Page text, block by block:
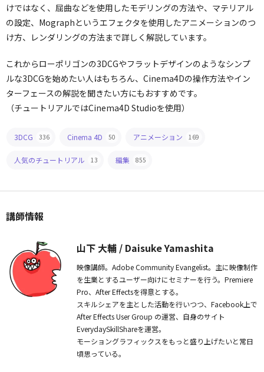
けではなく、屈曲などを使用したモデリングの方法や、マテリアル
の設定、Mographというエフェクタを使用したアニメーションのつ
け方、レンダリングの方法まで詳しく解説しています。
これからローポリゴンの3DCGやフラットデザインのようなシンプ
ルな3DCGを始めたい人はもちろん、Cinema4Dの操作方法やイン
ターフェースの解説を聞きたい方にもおすすめです。
（チュートリアルではCinema4D Studioを使用）
3DCG 336 Cinema 4D 50 アニメーション 169
人気のチュートリアル 13 編集 855
講師情報
山下 大輔 / Daisuke Yamashita
映像講師。Adobe Community Evangelist。主に映像制作
を生業とするユーザー向けにセミナーを行う。Premiere
Pro、After Effectsを得意とする。
スキルシェアを主とした活動を行いつつ、Facebook上で
After Effects User Group の運営、自身のサイト
EverydaySkillShareを運営。
モーショングラフィックスをもっと盛り上げたいと常日
頃思っている。